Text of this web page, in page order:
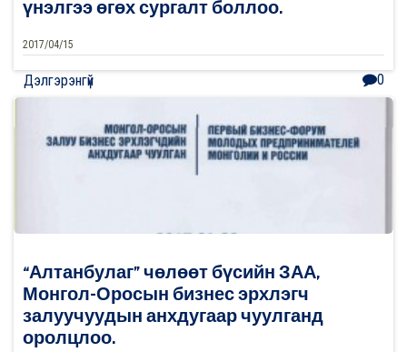
үнэлгээ өгөх сургалт боллоо.
2017/04/15
Дэлгэрэнгүй 0
“Алтанбулаг” чөлөөт бүсийн ЗАА,
Монгол-Оросын бизнес эрхлэгч
залуучуудын анхдугаар чуулганд
оролцлоо.